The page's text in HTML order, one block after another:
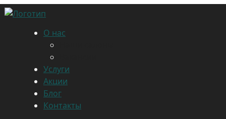
О нас
Услуги
Акции
Блог
Контакты